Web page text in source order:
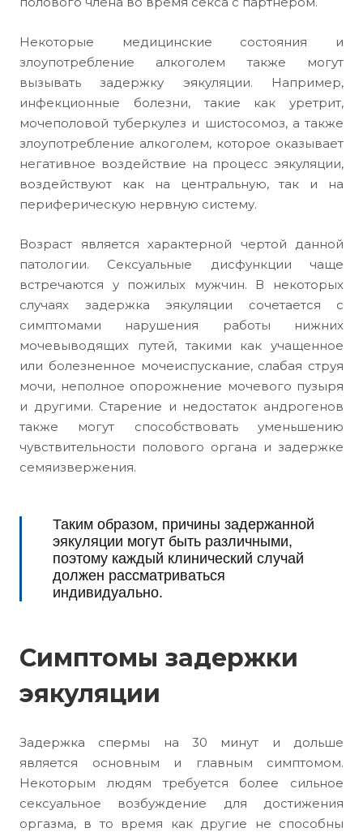
Некоторые медицинские состояния и
злоупотребление алкоголем также могут
вызывать задержку эякуляции. Например,
инфекционные болезни, такие как уретрит,
мочеполовой туберкулез и шистосомоз, а также
злоупотребление алкоголем, которое оказывает
негативное воздействие на процесс эякуляции,
воздействуют как на центральную, так и на
периферическую нервную систему.
Возраст является характерной чертой данной
патологии. Сексуальные дисфункции чаще
встречаются у пожилых мужчин. В некоторых
случаях задержка эякуляции сочетается с
симптомами нарушения работы нижних
мочевыводящих путей, такими как учащенное
или болезненное мочеиспускание, слабая струя
мочи, неполное опорожнение мочевого пузыря
и другими. Старение и недостаток андрогенов
также могут способствовать уменьшению
чувствительности полового органа и задержке
семяизвержения.
Таким образом, причины задержанной
эякуляции могут быть различными,
поэтому каждый клинический случай
должен рассматриваться
индивидуально.
Симптомы задержки
эякуляции
Задержка спермы на 30 минут и дольше
является основным и главным симптомом.
Некоторым людям требуется более сильное
сексуальное возбуждение для достижения
оргазма, в то время как другие не способны